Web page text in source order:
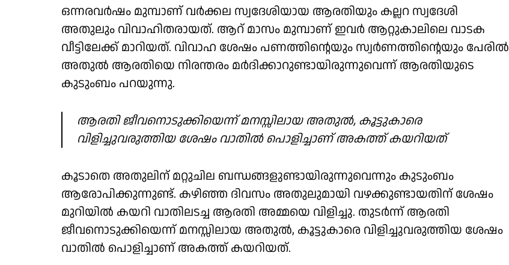
ഒന്നരവർഷം മുമ്പാണ് വർക്കല സ്വദേശിയായ ആരതിയും കല്ലറ സ്വദേശി
അതുലും വിവാഹിതരായത്. ആറ് മാസം മുമ്പാണ് ഇവർ ആറ്റുകാലിലെ വാടക
വീട്ടിലേക്ക് മാറിയത്. വിവാ​ഹ ശേഷം പണത്തിന്റെയും സ്വർണത്തിന്റെയും പേരിൽ
അതുൽ ആരതിയെ നിരന്തരം മർദിക്കാറുണ്ടായിരുന്നുവെന്ന് ആരതിയുടെ
കുടുംബം പറയുന്നു.
ആരതി ജീവനൊടുക്കിയെന്ന് മനസ്സിലായ അതുൽ, കൂട്ടുകാരെ
വിളിച്ചുവരുത്തിയ ശേഷം വാതിൽ പൊളിച്ചാണ് അകത്ത് കയറിയത്
കൂടാതെ അതുലിന് മറ്റുചില ബന്ധങ്ങളുണ്ടായിരുന്നുവെന്നും കുടുംബം
ആരോപിക്കുന്നുണ്ട്. കഴിഞ്ഞ ദിവസം അതുലുമായി വഴക്കുണ്ടായതിന് ശേഷം
മുറിയിൽ കയറി വാതിലടച്ച ആരതി അമ്മയെ വിളിച്ചു. തുടർന്ന് ആരതി
ജീവനൊടുക്കിയെന്ന് മനസ്സിലായ അതുൽ, കൂട്ടുകാരെ വിളിച്ചുവരുത്തിയ ശേഷം
വാതിൽ പൊളിച്ചാണ് അകത്ത് കയറിയത്.